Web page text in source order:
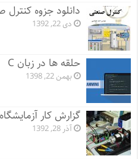
دانلود جزوه کنترل
دی 22, 1392
حلقه ها در زبان C
بهمن 22, 1398
گزارش کار
آذر 28, 1392